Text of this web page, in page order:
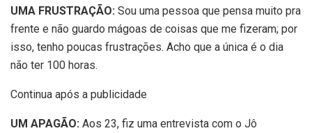
UMA FRUSTRAÇÃO: Sou uma pessoa que pensa muito pra
frente e não guardo mágoas de coisas que me fizeram; por
isso, tenho poucas frustrações. Acho que a única é o dia
não ter 100 horas.
Continua após a publicidade
UM APAGÃO: Aos 23, fiz uma entrevista com o Jô